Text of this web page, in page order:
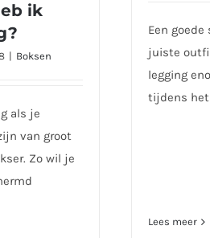
Wat
nodig?
ik
| Boksen
als je
van groot
Zo wil je
Een
juiste
legging
tijdens het
Lees meer